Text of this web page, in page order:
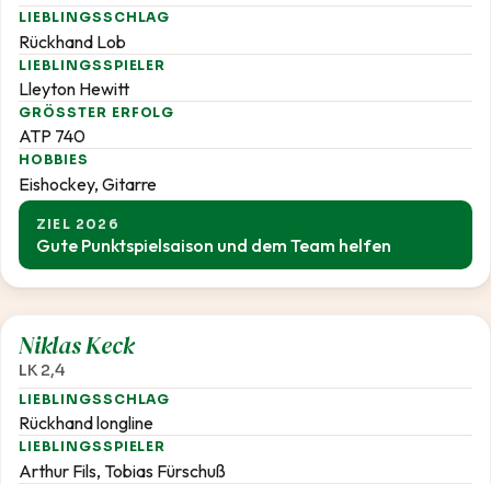
LIEBLINGSSCHLAG
Rückhand Lob
LIEBLINGSSPIELER
Lleyton Hewitt
GRÖSSTER ERFOLG
ATP 740
HOBBIES
Eishockey, Gitarre
ZIEL 2026
Gute Punktspielsaison und dem Team helfen
Niklas Keck
LK 2,4
LIEBLINGSSCHLAG
Rückhand longline
LIEBLINGSSPIELER
Arthur Fils, Tobias Fürschuß